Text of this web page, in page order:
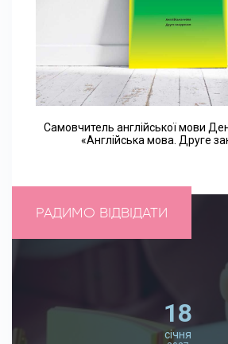
Самовчитель англійської мови
«Англійська мова. Друге
РАДИМО ВІДВІДАТИ
18
січня